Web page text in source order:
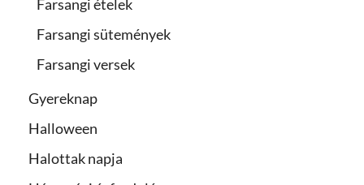
Farsangi ételek
Farsangi sütemények
Farsangi versek
Gyereknap
Halloween
Halottak napja